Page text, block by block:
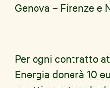
Genova – Firenze e
Per ogni contratto
Energia donerà 10